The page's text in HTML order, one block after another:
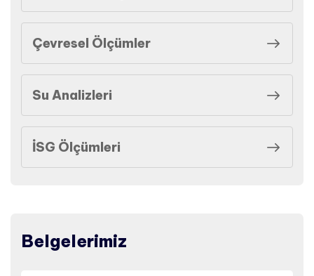
Çevresel Ölçümler
Su Analizleri
İSG Ölçümleri
Belgelerimiz